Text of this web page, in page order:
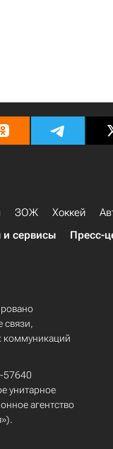
ЗОЖ Хоккей
и сервисы Пресс-
связи,
коммуникаций
57640
унитарное
агентство